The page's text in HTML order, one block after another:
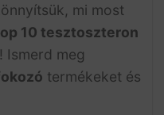
mi most
10 tesztoszteron
Ismerd meg
termékeket és